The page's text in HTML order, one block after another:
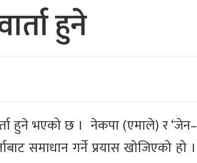
हुने
हुने भएको छ । नेकपा (एमाले) र ‘जेन–
समाधान गर्ने प्रयास खोजिएको हो ।